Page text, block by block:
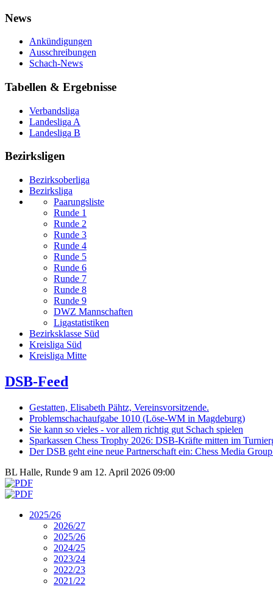
News
Ankündigungen
Ausschreibungen
Schach-News
Tabellen & Ergebnisse
Verbandsliga
Landesliga A
Landesliga B
Bezirksligen
Bezirksoberliga
Bezirksliga
Paarungsliste
Runde 1
Runde 2
Runde 3
Runde 4
Runde 5
Runde 6
Runde 7
Runde 8
Runde 9
DWZ Mannschaften
Ligastatistiken
Bezirksklasse Süd
Kreisliga Süd
Kreisliga Mitte
DSB-Feed
Gestatten, Elisabeth Pähtz, Vereinsvorsitzende.
Problemschachaufgabe 1010 (Löse-WM in Magdeburg)
Sie kann so vieles - vor allem richtig gut Schach spielen
Sparkassen Chess Trophy 2026: DSB-Kräfte mitten im
Der DSB geht eine neue Partnerschaft ein: Chess Media
BL Halle, Runde 9 am 12. April 2026 09:00
2025/26
2026/27
2025/26
2024/25
2023/24
2022/23
2021/22